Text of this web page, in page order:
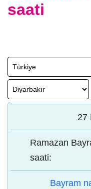
saati
27
Ramazan
saati:
Bayram